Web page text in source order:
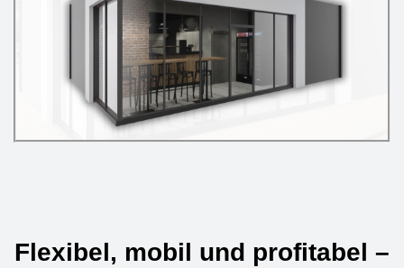
Flexibel, mobil und profitabel –